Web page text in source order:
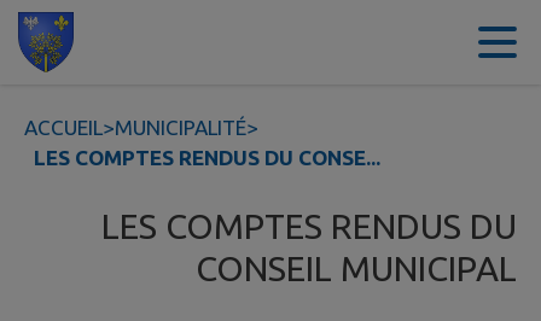
Contenu
ACCUEIL>MUNICIPALITÉ>
LES COMPTES RENDUS DU CONSE...
LES COMPTES RENDUS DU
CONSEIL MUNICIPAL